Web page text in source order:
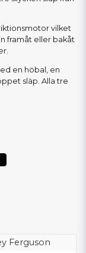
vilket
framåt eller bakåt
en höbal, en
släp. Alla tre
Ferguson